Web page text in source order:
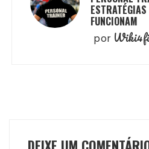
FUNCIONAM
por